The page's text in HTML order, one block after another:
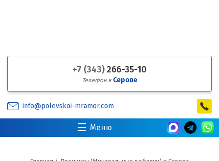
+7 (343) 266-35-10
Телефон в Серове
info@polevskoi-mramor.com
Меню